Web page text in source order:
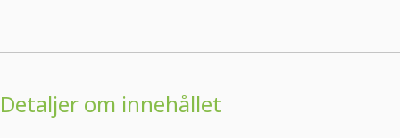
Detaljer om innehållet